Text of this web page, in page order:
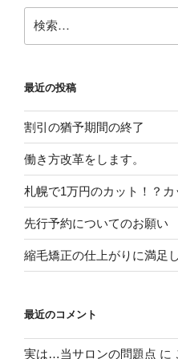
索:
最近の投稿
割引の猶予期間の終了
働き方改革をします。
札幌で1万円のカット！？
先行予約についてのお願い
縮毛矯正の仕上がりに満足
最近のコメント
実は…当サロンの問題点 に